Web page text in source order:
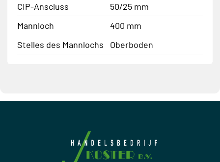
CIP-Anscluss
50/25 mm
Mannloch
400 mm
Stelles des Mannlochs
Oberboden